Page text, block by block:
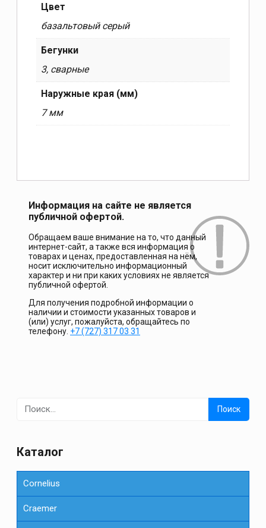
Цвет
базальтовый серый
Бегунки
3, сварные
Наружные края (мм)
7 мм
Информация на сайте не является
публичной офертой.
Обращаем ваше внимание на то, что данный
интернет-сайт, а также вся информация о
товарах и ценах, предоставленная на нём,
носит исключительно информационный
характер и ни при каких условиях не является
публичной офертой.
Для получения подробной информации о
наличии и стоимости указанных товаров и
(или) услуг, пожалуйста, обращайтесь по
телефону. +7 (727) 317 03 31
Каталог
Cornelius
Сraemer